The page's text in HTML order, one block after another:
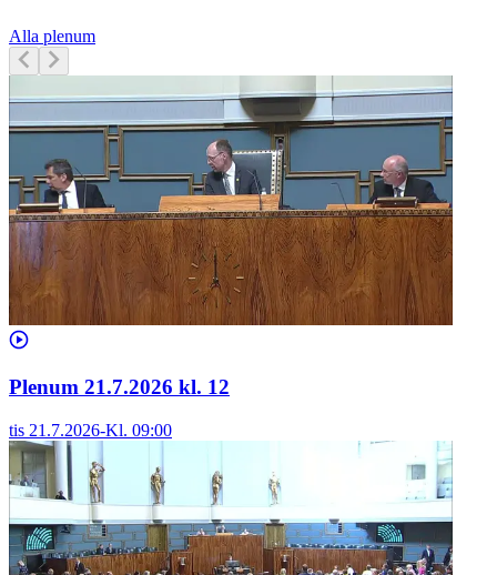
Alla plenum
Plenum 21.7.2026 kl. 12
tis 21.7.2026-Kl. 09:00